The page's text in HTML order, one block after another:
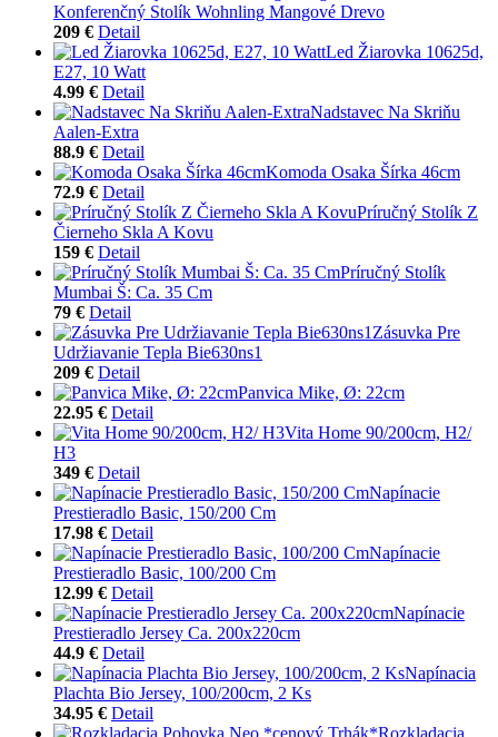
Konferenčný Stolík Wohnling Mangové Drevo
209 € Detail
Led Žiarovka 10625d,
E27, 10 Watt
4.99 € Detail
Nadstavec Na Skriňu
Aalen-Extra
88.9 € Detail
Komoda Osaka Šírka 46cm
72.9 € Detail
Príručný Stolík Z
Čierneho Skla A Kovu
159 € Detail
Príručný Stolík
Mumbai Š: Ca. 35 Cm
79 € Detail
Zásuvka Pre
Udržiavanie Tepla Bie630ns1
209 € Detail
Panvica Mike, Ø: 22cm
22.95 € Detail
Vita Home 90/200cm, H2/
H3
349 € Detail
Napínacie
Prestieradlo Basic, 150/200 Cm
17.98 € Detail
Napínacie
Prestieradlo Basic, 100/200 Cm
12.99 € Detail
Napínacie
Prestieradlo Jersey Ca. 200x220cm
44.9 € Detail
Napínacia
Plachta Bio Jersey, 100/200cm, 2 Ks
34.95 € Detail
Rozkladacia